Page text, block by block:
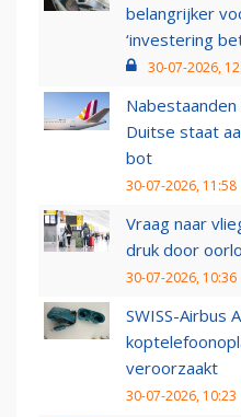
belangrijker
‘investering
30-07-2026,
Duitse staat
bot
30-07-2026, 11:58
Vraag naar
druk door
30-07-2026, 10:36
SWISS-Airbus
veroorzaakt
30-07-2026, 10:23